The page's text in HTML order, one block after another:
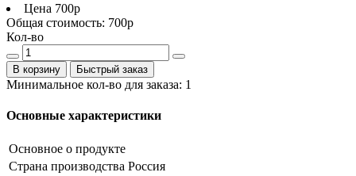
Цена 700р
Общая стоимость: 700р
Кол-во
В корзину Быстрый заказ
Минимальное кол-во для заказа: 1
Основные характеристики
Основное о продукте
Страна производства Россия